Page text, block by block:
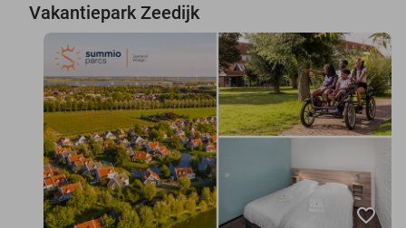
Vakantiepark Zeedijk
favorite_border